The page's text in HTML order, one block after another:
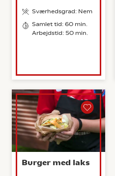
Sværhedsgrad: Nem
Samlet tid: 60 min.
Arbejdstid: 50 min.
Burger med laks